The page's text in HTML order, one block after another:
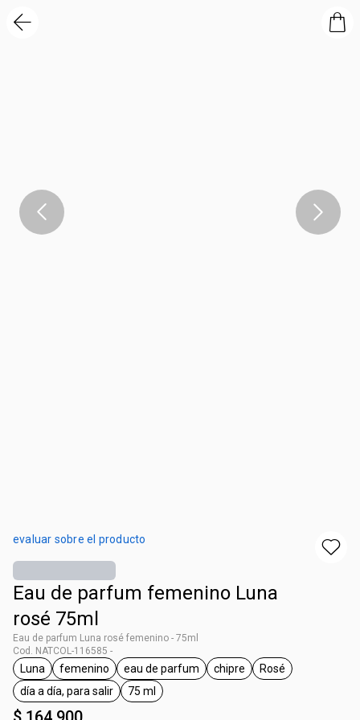
evaluar sobre el producto
Eau de parfum femenino Luna
rosé 75ml
Eau de parfum Luna rosé femenino - 75ml
Cod. NATCOL-116585 -
general.tag Luna
Luna
general.tag femenino
femenino
general.tag eau de parfum
eau de parfum
general.tag chipre
chipre
general.tag Rosé
Rosé
general.tag día a día, para salir
día a día, para salir
general.tag 75 ml
75 ml